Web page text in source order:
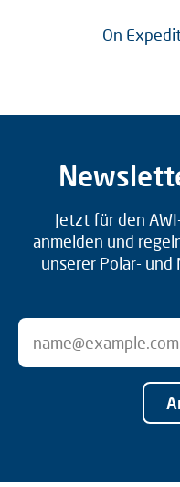
On
Jetzt für den
anmelden und
unserer Polar-